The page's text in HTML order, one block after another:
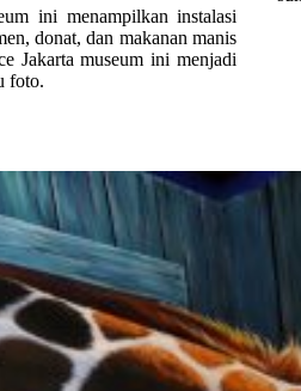
ini menampilkan instalasi
donat, dan makanan manis
Jakarta museum ini menjadi
foto.